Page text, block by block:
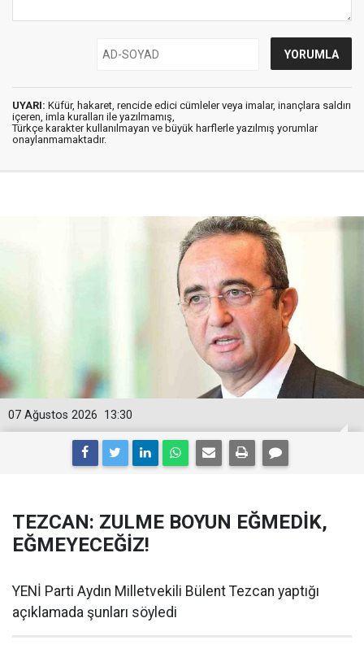
UYARI: Küfür, hakaret, rencide edici cümleler veya imalar, inançlara saldırı
içeren, imla kuralları ile yazılmamış,
Türkçe karakter kullanılmayan ve büyük harflerle yazılmış yorumlar
onaylanmamaktadır.
13:30
07 Ağustos 2026
TEZCAN: ZULME BOYUN EĞMEDİK,
EĞMEYECEĞİZ!
YENİ Parti Aydın Milletvekili Bülent Tezcan yaptığı
açıklamada şunları söyledi